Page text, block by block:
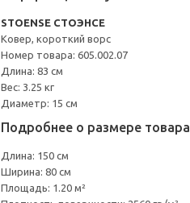
STOENSE СТОЭНСЕ
Ковер, короткий ворс
Номер товара: 605.002.07
Длина: 83 см
Вес: 3.25 кг
Диаметр: 15 см
Подробнее о размере товара
Длина: 150 см
Ширина: 80 см
Площадь: 1.20 м²